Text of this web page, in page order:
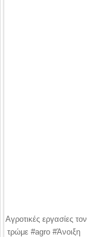
Αγροτικές εργασίες
τρώμε #agro #Άνοιξη